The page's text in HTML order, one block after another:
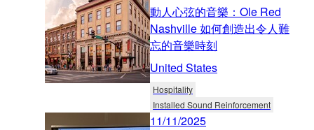
動人心弦的音樂：Ole Red
Nashville 如何創造出令人難
忘的音樂時刻
United States
Hospitality
Installed Sound Reinforcement
11/11/2025